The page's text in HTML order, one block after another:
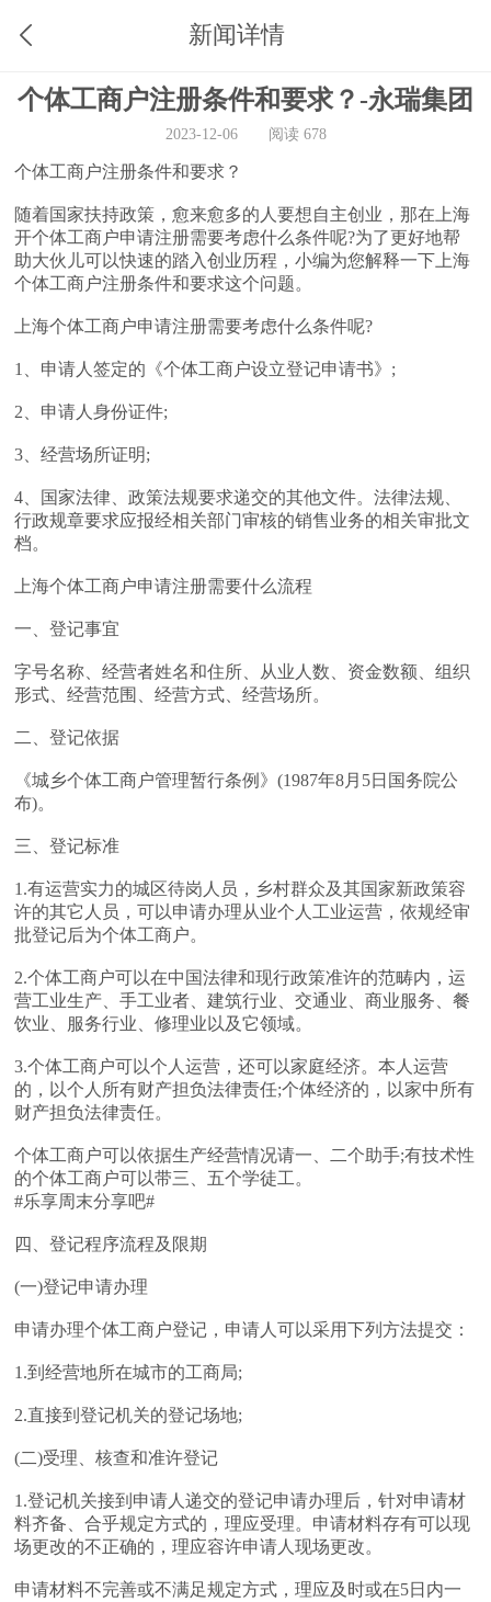
新闻详情
个体工商户注册条件和要求？-永瑞集团
2023-12-06 阅读 678
个体工商户注册条件和要求？
随着国家扶持政策，愈来愈多的人要想自主创业，那在上海
开个体工商户申请注册需要考虑什么条件呢?为了更好地帮
助大伙儿可以快速的踏入创业历程，小编为您解释一下上海
个体工商户注册条件和要求这个问题。
上海个体工商户申请注册需要考虑什么条件呢?
1、申请人签定的《个体工商户设立登记申请书》;
2、申请人身份证件;
3、经营场所证明;
4、国家法律、政策法规要求递交的其他文件。法律法规、
行政规章要求应报经相关部门审核的销售业务的相关审批文
档。
上海个体工商户申请注册需要什么流程
一、登记事宜
字号名称、经营者姓名和住所、从业人数、资金数额、组织
形式、经营范围、经营方式、经营场所。
二、登记依据
《城乡个体工商户管理暂行条例》(1987年8月5日国务院公
布)。
三、登记标准
1.有运营实力的城区待岗人员，乡村群众及其国家新政策容
许的其它人员，可以申请办理从业个人工业运营，依规经审
批登记后为个体工商户。
2.个体工商户可以在中国法律和现行政策准许的范畴内，运
营工业生产、手工业者、建筑行业、交通业、商业服务、餐
饮业、服务行业、修理业以及它领域。
3.个体工商户可以个人运营，还可以家庭经济。本人运营
的，以个人所有财产担负法律责任;个体经济的，以家中所有
财产担负法律责任。
个体工商户可以依据生产经营情况请一、二个助手;有技术性
的个体工商户可以带三、五个学徒工。
#乐享周末分享吧#
四、登记程序流程及限期
(一)登记申请办理
申请办理个体工商户登记，申请人可以采用下列方法提交：
1.到经营地所在城市的工商局;
2.直接到登记机关的登记场地;
(二)受理、核查和准许登记
1.登记机关接到申请人递交的登记申请办理后，针对申请材
料齐备、合乎规定方式的，理应受理。申请材料存有可以现
场更改的不正确的，理应容许申请人现场更改。
申请材料不完善或不满足规定方式，理应及时或在5日内一